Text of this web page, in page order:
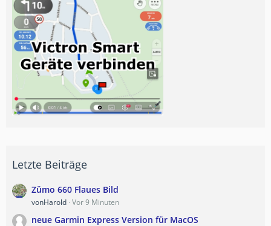
Letzte Beiträge
Zümo 660 Flaues Bild
vonHarold Vor 9 Minuten
neue Garmin Express Version für MacOS